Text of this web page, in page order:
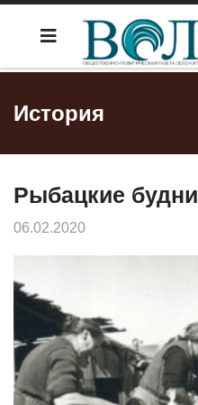
История
Рыбацкие будни
06.02.2020